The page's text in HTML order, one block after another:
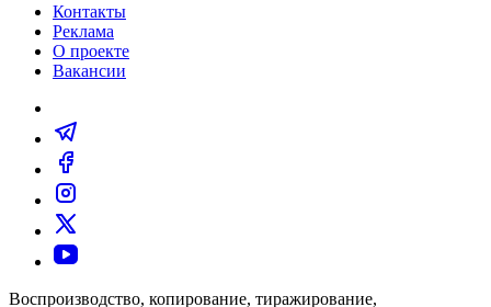
Контакты
Реклама
О проекте
Вакансии
Воспроизводство, копирование, тиражирование,